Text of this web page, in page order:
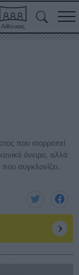
Αίθουσες
που ισορροπεί
όνειρο, αλλά
συγκλονίζει.